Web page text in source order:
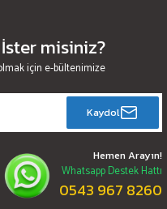
misiniz?
için e-bültenimize
Kaydol
Hemen Arayın!
Whatsapp Destek Hattı
0543 967 8260